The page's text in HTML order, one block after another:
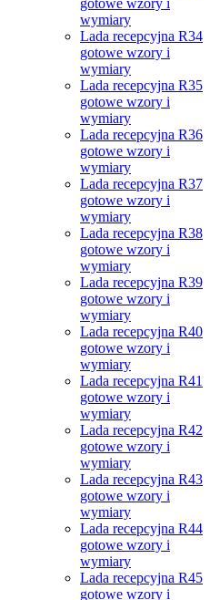
gotowe wzory i
wymiary
Lada recepcyjna R34
gotowe wzory i
wymiary
Lada recepcyjna R35
gotowe wzory i
wymiary
Lada recepcyjna R36
gotowe wzory i
wymiary
Lada recepcyjna R37
gotowe wzory i
wymiary
Lada recepcyjna R38
gotowe wzory i
wymiary
Lada recepcyjna R39
gotowe wzory i
wymiary
Lada recepcyjna R40
gotowe wzory i
wymiary
Lada recepcyjna R41
gotowe wzory i
wymiary
Lada recepcyjna R42
gotowe wzory i
wymiary
Lada recepcyjna R43
gotowe wzory i
wymiary
Lada recepcyjna R44
gotowe wzory i
wymiary
Lada recepcyjna R45
gotowe wzory i